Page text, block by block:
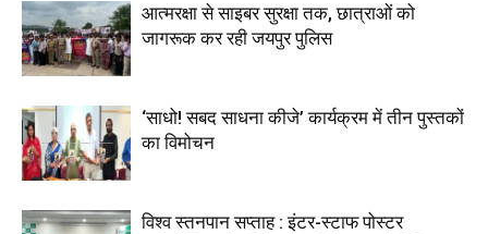
आत्मरक्षा से साइबर सुरक्षा तक, छात्राओं को
जागरूक कर रही जयपुर पुलिस
‘साधो! सबद साधना कीजे’ कार्यक्रम में तीन पुस्तकों
का विमोचन
विश्व स्तनपान सप्ताह : इंटर-स्टाफ पोस्टर